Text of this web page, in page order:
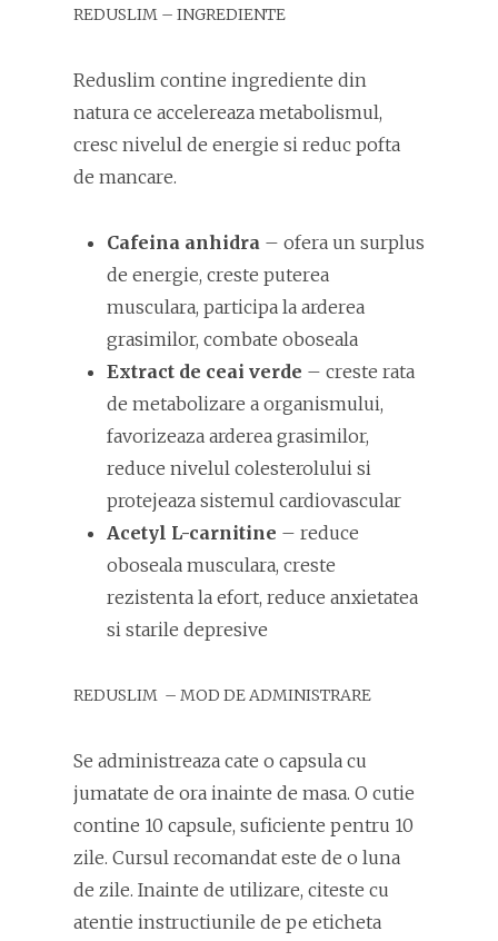
REDUSLIM – INGREDIENTE
Reduslim contine ingrediente din
natura ce accelereaza metabolismul,
cresc nivelul de energie si reduc pofta
de mancare.
Cafeina anhidra – ofera un surplus
de energie, creste puterea
musculara, participa la arderea
grasimilor, combate oboseala
Extract de ceai verde – creste rata
de metabolizare a organismului,
favorizeaza arderea grasimilor,
reduce nivelul colesterolului si
protejeaza sistemul cardiovascular
Acetyl L-carnitine – reduce
oboseala musculara, creste
rezistenta la efort, reduce anxietatea
si starile depresive
REDUSLIM – MOD DE ADMINISTRARE
Se administreaza cate o capsula cu
jumatate de ora inainte de masa. O cutie
contine 10 capsule, suficiente pentru 10
zile. Cursul recomandat este de o luna
de zile. Inainte de utilizare, citeste cu
atentie instructiunile de pe eticheta